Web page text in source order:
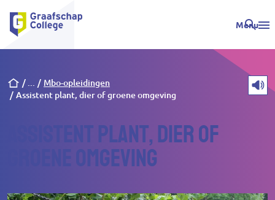
Menu
Kruimelpad
Mbo-opleidingen
Assistent plant, dier of groene omgeving
Assistent plant, dier of
groene omgeving